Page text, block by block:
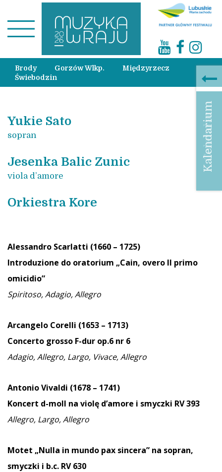
Brody Gorzów Wlkp.
Międzyrzecz
Świebodzin
Yukie Sato
sopran
Jesenka Balic Zunic
viola d’amore
Orkiestra Kore
Alessandro Scarlatti (1660 – 1725)
Introduzione do oratorium „Cain, overo Il primo
omicidio”
Spiritoso, Adagio, Allegro
Arcangelo Corelli (1653 – 1713)
Concerto grosso F-dur op.6 nr 6
Adagio, Allegro, Largo, Vivace, Allegro
Antonio Vivaldi (1678 – 1741)
Koncert d-moll na violę d’amore i smyczki RV 393
Allegro, Largo, Allegro
Motet „Nulla in mundo pax sincera” na sopran,
smyczki i b.c. RV 630
Kalendarium
Calendar